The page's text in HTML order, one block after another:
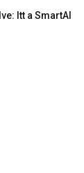
Itt a SmartAI